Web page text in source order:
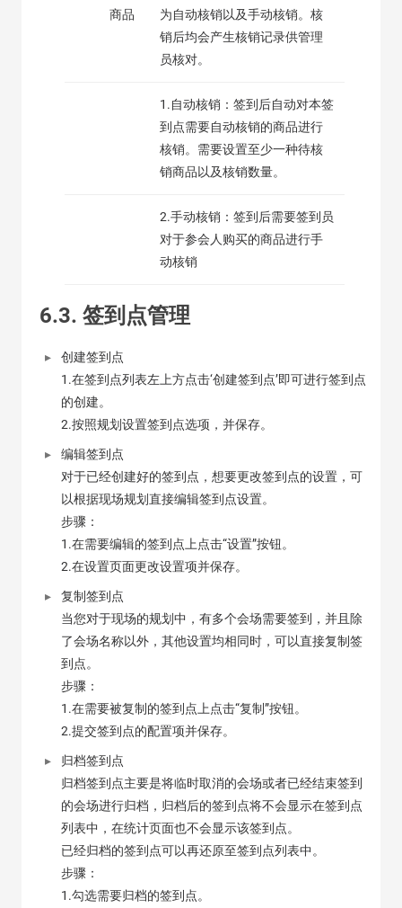
商品
为自动核销以及手动核销。核
销后均会产生核销记录供管理
员核对。
1.自动核销：签到后自动对本签
到点需要自动核销的商品进行
核销。需要设置至少一种待核
销商品以及核销数量。
2.手动核销：签到后需要签到员
对于参会人购买的商品进行手
动核销
6.3. 签到点管理
创建签到点
1.在签到点列表左上方点击‘创建签到点’即可进行签到点
的创建。
2.按照规划设置签到点选项，并保存。
编辑签到点
对于已经创建好的签到点，想要更改签到点的设置，可
以根据现场规划直接编辑签到点设置。
步骤：
1.在需要编辑的签到点上点击“设置”按钮。
2.在设置页面更改设置项并保存。
复制签到点
当您对于现场的规划中，有多个会场需要签到，并且除
了会场名称以外，其他设置均相同时，可以直接复制签
到点。
步骤：
1.在需要被复制的签到点上点击“复制”按钮。
2.提交签到点的配置项并保存。
归档签到点
归档签到点主要是将临时取消的会场或者已经结束签到
的会场进行归档，归档后的签到点将不会显示在签到点
列表中，在统计页面也不会显示该签到点。
已经归档的签到点可以再还原至签到点列表中。
步骤：
1.勾选需要归档的签到点。